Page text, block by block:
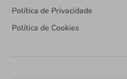
Política de Privacidade
Política de Cookies